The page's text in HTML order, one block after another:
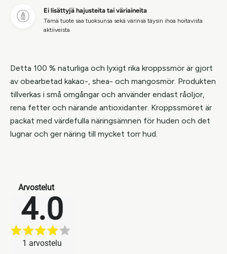
Ei lisättyjä hajusteita tai väriaineita
Tämä tuote saa tuoksunsa sekä värinsä täysin ihoa hoitavista
aktiiveista
Detta 100 % naturliga och lyxigt rika kroppssmör är gjort
av obearbetad kakao-, shea- och mangosmör. Produkten
tillverkas i små omgångar och använder endast råoljor,
rena fetter och närande antioxidanter. Kroppssmöret är
packat med värdefulla näringsämnen för huden och det
lugnar och ger näring till mycket torr hud.
Arvostelut
4.0
1 arvostelu